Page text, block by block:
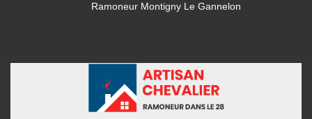
Ramoneur Montigny Le Gannelon